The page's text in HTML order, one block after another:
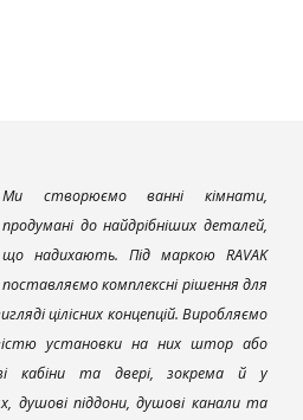
Ми створюємо ванні кімнати,
продумані до найдрібніших деталей,
що надихають. Під маркою RAVAK
поставляємо комплексні рішення для
цілісних концепцій. Виробляємо
установки на них штор або
кабіни та двері, зокрема й у
душові піддони, душові канали та